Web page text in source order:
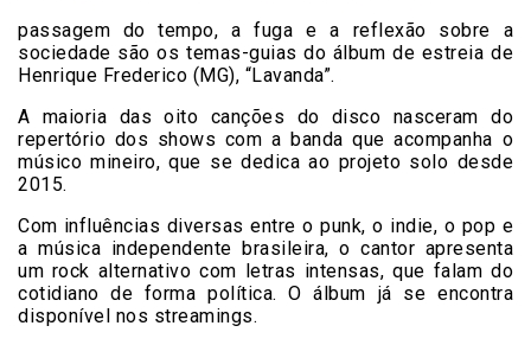
passagem do tempo, a fuga e a reflexão sobre a
sociedade são os temas-guias do álbum de estreia de
Henrique Frederico (MG), “Lavanda”.
A maioria das oito canções do disco nasceram do
repertório dos shows com a banda que acompanha o
músico mineiro, que se dedica ao projeto solo desde
2015.
Com influências diversas entre o punk, o indie, o pop e
a música independente brasileira, o cantor apresenta
um rock alternativo com letras intensas, que falam do
cotidiano de forma política. O álbum já se encontra
disponível nos streamings.